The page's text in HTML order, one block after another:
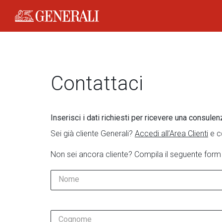
Generali Logo
Contattaci
Inserisci i dati richiesti per ricevere una
Sei già cliente Generali? Accedi all’Area Clienti e
Non sei ancora cliente? Compila il seguente form
Nome
Cognome